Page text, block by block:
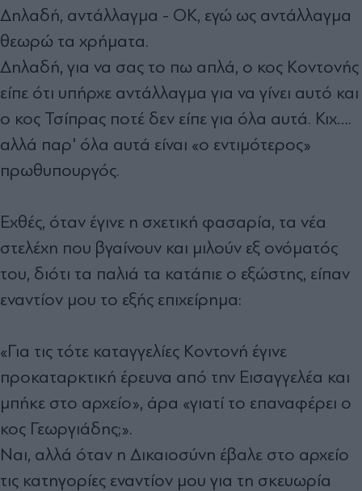
Δηλαδή, αντάλλαγμα - ΟΚ, εγώ ως αντάλλαγμα
θεωρώ τα χρήματα.
Δηλαδή, για να σας το πω απλά, ο κος Κοντονής
είπε ότι υπήρχε αντάλλαγμα για να γίνει αυτό και
ο κος Τσίπρας ποτέ δεν είπε για όλα αυτά. Κιχ….
αλλά παρ' όλα αυτά είναι «ο εντιμότερος»
πρωθυπουργός.
Εχθές, όταν έγινε η σχετική φασαρία, τα νέα
στελέχη που βγαίνουν και μιλούν εξ ονόματός
του, διότι τα παλιά τα κατάπιε ο εξώστης, είπαν
εναντίον μου το εξής επιχείρημα:
«Για τις τότε καταγγελίες Κοντονή έγινε
προκαταρκτική έρευνα από την Εισαγγελέα και
μπήκε στο αρχείο», άρα «γιατί το επαναφέρει ο
κος Γεωργιάδης;».
Ναι, αλλά όταν η Δικαιοσύνη έβαλε στο αρχείο
τις κατηγορίες εναντίον μου για τη σκευωρία